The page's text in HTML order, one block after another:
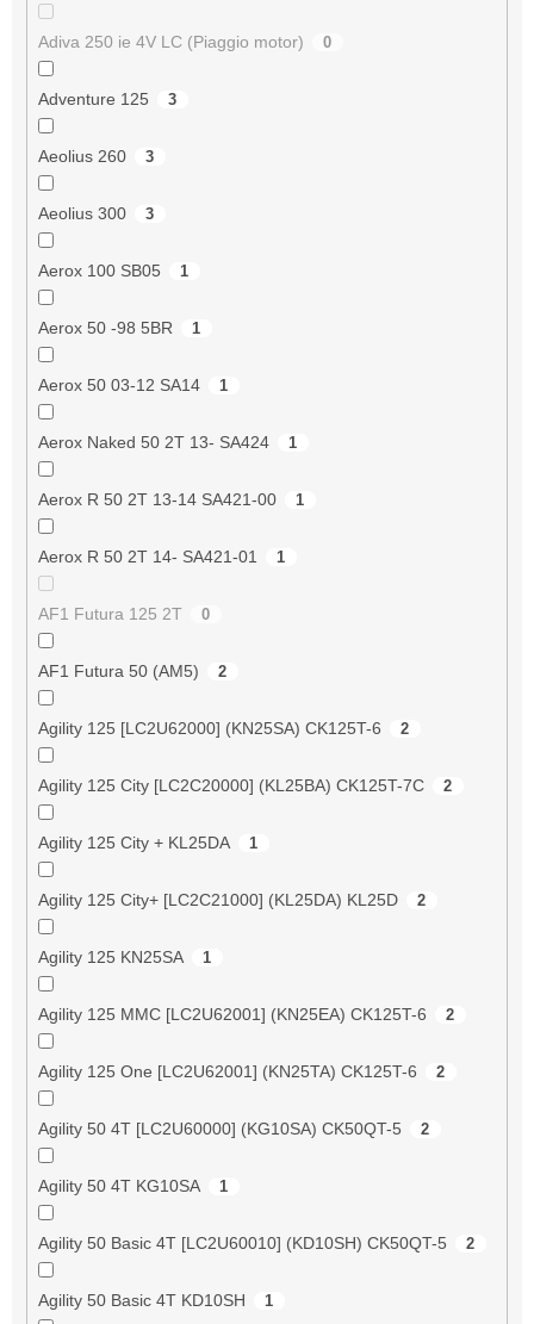
Adiva 250 ie 4V LC (Piaggio motor) 0
Adventure 125 3
Aeolius 260 3
Aeolius 300 3
Aerox 100 SB05 1
Aerox 50 -98 5BR 1
Aerox 50 03-12 SA14 1
Aerox Naked 50 2T 13- SA424 1
Aerox R 50 2T 13-14 SA421-00 1
Aerox R 50 2T 14- SA421-01 1
AF1 Futura 125 2T 0
AF1 Futura 50 (AM5) 2
Agility 125 [LC2U62000] (KN25SA) CK125T-6 2
Agility 125 City [LC2C20000] (KL25BA) CK125T-7C 2
Agility 125 City + KL25DA 1
Agility 125 City+ [LC2C21000] (KL25DA) KL25D 2
Agility 125 KN25SA 1
Agility 125 MMC [LC2U62001] (KN25EA) CK125T-6 2
Agility 125 One [LC2U62001] (KN25TA) CK125T-6 2
Agility 50 4T [LC2U60000] (KG10SA) CK50QT-5 2
Agility 50 4T KG10SA 1
Agility 50 Basic 4T [LC2U60010] (KD10SH) CK50QT-5 2
Agility 50 Basic 4T KD10SH 1